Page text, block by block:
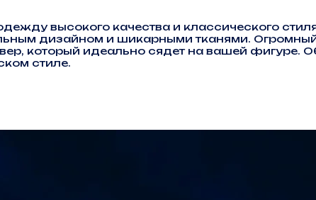
высокого качества и классического
дизайном и шикарными тканями.
который идеально сядет на вашей фигуре.
стиле.